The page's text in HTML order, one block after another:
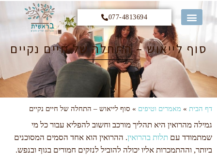
077-4813694
סוף לייאוש – התחלה של חיים נקיים
דף הבית » מאמרים וטיפים » סוף לייאוש – התחלה של חיים נקיים
גמילה מהרואין היא תהליך מורכב וחשוב להפליא עבור כל מי
שמתמודד עם תלות בהרואין. ההרואין הוא אחד הסמים המסוכנים
ביותר, וההתמכרות אליו יכולה להוביל לנזקים חמורים בגוף ובנפש.